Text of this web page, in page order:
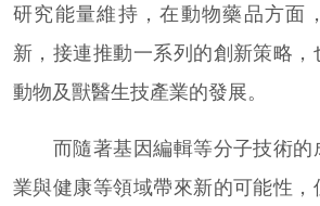
研究能量維持，在動物藥品方面
新，接連推動一系列的創新策略
動物及獸醫生技產業的發展。
而隨著基因編輯等分子技術的
業與健康等領域帶來新的可能性，